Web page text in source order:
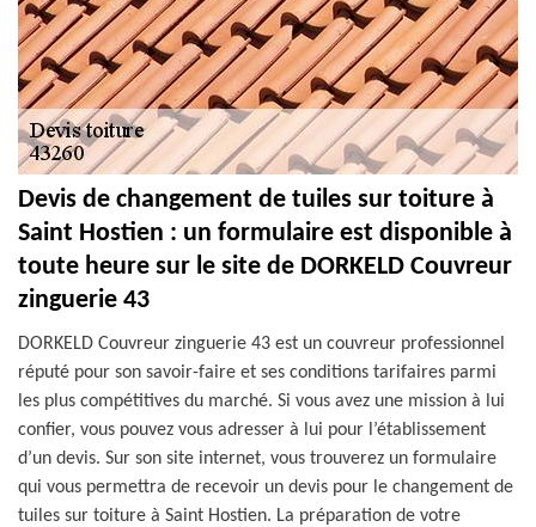
Devis de changement de tuiles sur toiture à
Saint Hostien : un formulaire est disponible à
toute heure sur le site de DORKELD Couvreur
zinguerie 43
DORKELD Couvreur zinguerie 43 est un couvreur professionnel
réputé pour son savoir-faire et ses conditions tarifaires parmi
les plus compétitives du marché. Si vous avez une mission à lui
confier, vous pouvez vous adresser à lui pour l’établissement
d’un devis. Sur son site internet, vous trouverez un formulaire
qui vous permettra de recevoir un devis pour le changement de
tuiles sur toiture à Saint Hostien. La préparation de votre